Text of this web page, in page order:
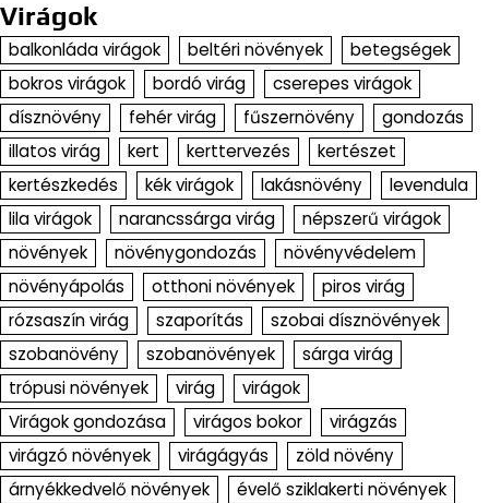
Virágok
balkonláda virágok beltéri növények
betegségek
bokros virágok
bordó virág
cserepes virágok
dísznövény
fehér virág fűszernövény
gondozás
illatos virág
kert kerttervezés
kertészet
kertészkedés
kék virágok lakásnövény
levendula
lila virágok
narancssárga virág
népszerű virágok
növények
növénygondozás
növényvédelem
növényápolás
otthoni növények
piros virág
rózsaszín virág
szaporítás
szobai dísznövények
szobanövény
szobanövények
sárga virág
trópusi növények
virág
virágok
Virágok gondozása
virágos bokor
virágzás
virágzó növények
virágágyás
zöld növény
árnyékkedvelő növények
évelő sziklakerti növények